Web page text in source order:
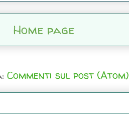
Home page
Commenti sul post (Atom)